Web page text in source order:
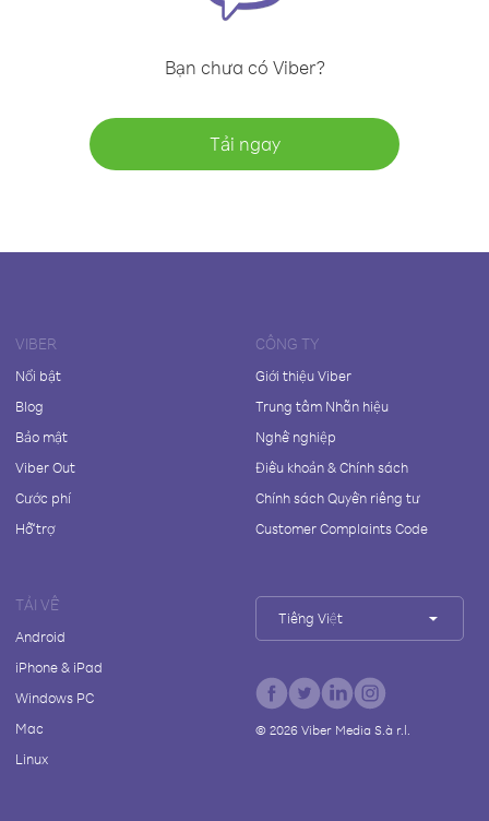
Bạn chưa có Viber?
Tải ngay
VIBER
Nổi bật
Blog
Bảo mật
Viber Out
Cước phí
Hỗ trợ
CÔNG TY
Giới thiệu Viber
Trung tâm Nhãn hiệu
Nghề nghiệp
Điều khoản & Chính sách
Chính sách Quyền riêng tư
Customer Complaints Code
TẢI VỀ
Android
iPhone & iPad
Windows PC
Mac
Linux
Tiếng Việt
© 2026Viber Media S.à r.l.